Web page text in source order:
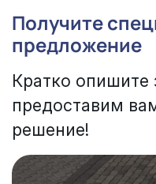
Получите
предложение
Кратко опишите
предоставим
решение!